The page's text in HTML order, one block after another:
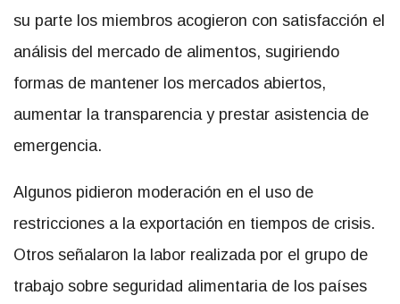
su parte los miembros acogieron con satisfacción el
análisis del mercado de alimentos, sugiriendo
formas de mantener los mercados abiertos,
aumentar la transparencia y prestar asistencia de
emergencia.
Algunos pidieron moderación en el uso de
restricciones a la exportación en tiempos de crisis.
Otros señalaron la labor realizada por el grupo de
trabajo sobre seguridad alimentaria de los países